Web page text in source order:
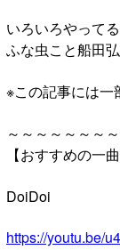
いろいろやって
ふな虫こと船田弘
※この記事には一
～～～～～～～
【おすすめの一曲
DoiDoi
https://youtu.be/